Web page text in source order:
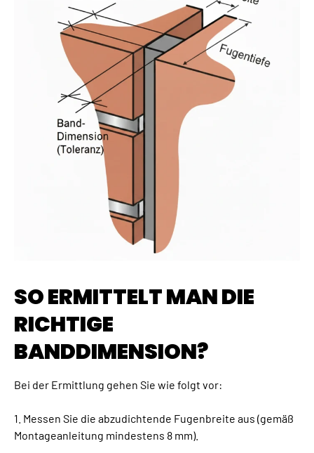
SO ERMITTELT MAN DIE
RICHTIGE
BANDDIMENSION?
Bei der Ermittlung gehen Sie wie folgt vor:
1. Messen Sie die abzudichtende Fugenbreite aus (gemäß
Montageanleitung mindestens 8 mm).